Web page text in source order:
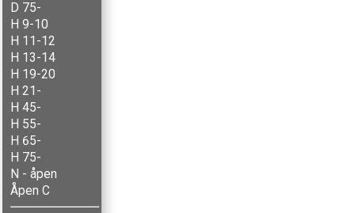
D 75-
H 9-10
H 11-12
H 13-14
H 19-20
H 21-
H 45-
H 55-
H 65-
H 75-
N - åpen
Åpen C